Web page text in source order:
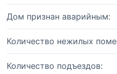
Дом признан аварийным:
Количество нежилых
Количество подъездов: